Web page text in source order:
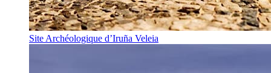
Site Archéologique d’Iruña Veleia